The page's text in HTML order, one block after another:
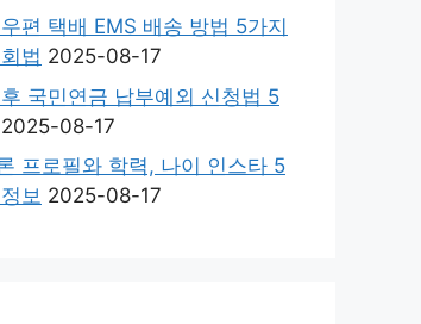
편 택배 EMS 배송 방법 5가지
법 2025-08-17
국민연금 납부예외 신청법 5
2025-08-17
프로필와 학력, 나이 인스타 5
보 2025-08-17